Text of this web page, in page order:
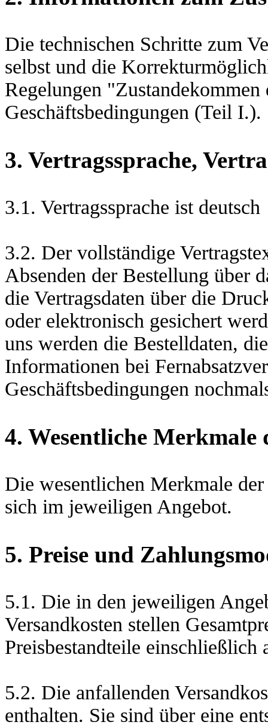
Die technischen Schritte zum
selbst und die
Regelungen
Geschäftsbedingungen (Teil I.).
3. Vertragssprache,
3.1. Vertragssprache ist deutsch
3.2. Der vollständige
Absenden der Bestellung über
die Vertragsdaten über die
oder elektronisch gesichert
uns werden die Bestelldaten,
Informationen bei
Geschäftsbedingungen
4. Wesentliche Merkmale
Die wesentlichen Merkmale
sich im jeweiligen Angebot.
5. Preise und
5.1. Die in den jeweiligen
Versandkosten stellen
Preisbestandteile einschließlich
5.2. Die anfallenden
enthalten. Sie sind über eine